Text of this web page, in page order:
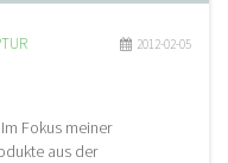
2012-02-05
Fokus meiner
aus der